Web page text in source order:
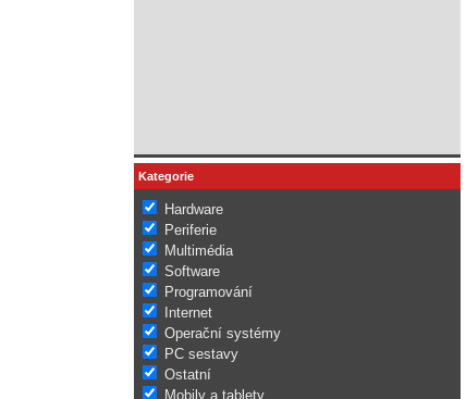
Kategorie
Hardware
Periferie
Multimédia
Software
Programování
Internet
Operační systémy
PC sestavy
Ostatní
Mobily a tablety